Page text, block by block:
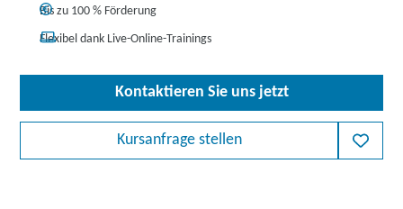
Bis zu 100 % Förderung
Flexibel dank Live-Online-Trainings
Kontaktieren Sie uns jetzt
Kursanfrage stellen